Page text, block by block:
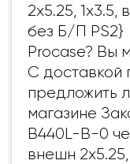
2x5.25, 1x3.5,
без Б/П PS2}
Procase? Вы
С доставкой
предложить
магазине
B440L-B-0
внешн 2x5.25,